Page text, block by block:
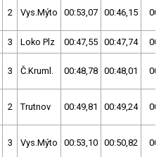
2 Vys.Mýto 00:53,07 00:46,15
3 Loko Plz 00:47,55 00:47,74
3 Č.Kruml. 00:48,78 00:48,01
2 Trutnov 00:49,81 00:49,24
3 Vys.Mýto 00:53,10 00:50,82